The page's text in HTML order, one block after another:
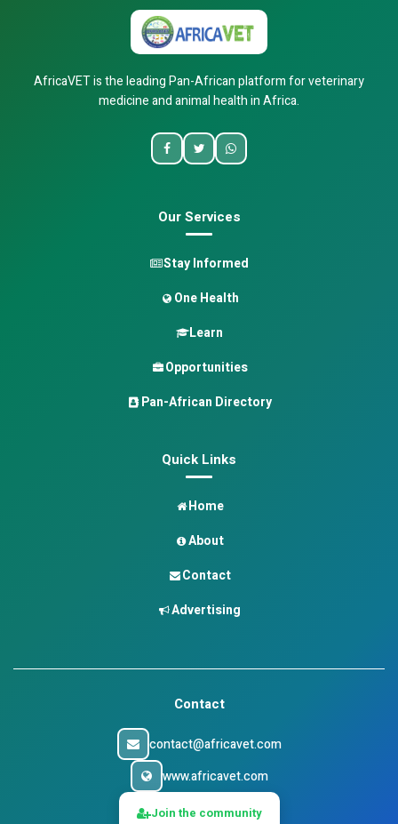
AfricaVET is the leading Pan-African platform for veterinary
medicine and animal health in Africa.
Our Services
Stay Informed
One Health
Learn
Opportunities
Pan-African Directory
Quick Links
Home
About
Contact
Advertising
Contact
contact@africavet.com
www.africavet.com
Join the community